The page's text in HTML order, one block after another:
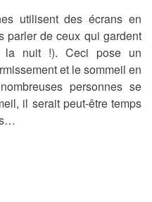
utilisent des écrans en
parler de ceux qui gardent
la nuit !). Ceci pose un
et le sommeil en
personnes se
il serait peut-être temps